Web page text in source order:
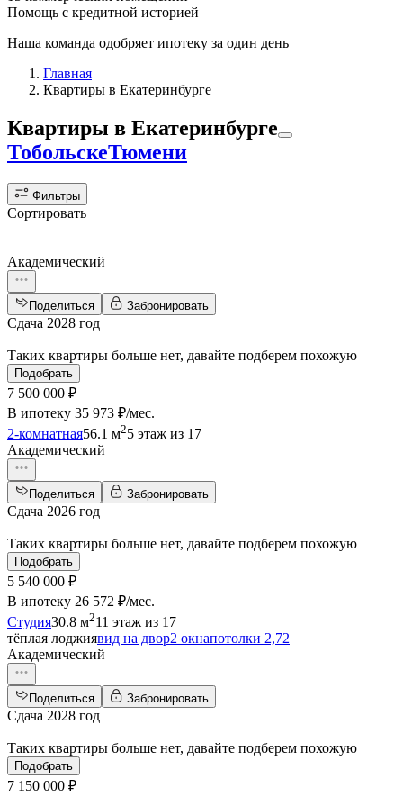
Помощь с кредитной историей
Наша команда одобряет ипотеку за один день
Главная
Квартиры в Екатеринбурге
Квартиры в Екатеринбурге
ТобольскеТюмени
Фильтры
Сортировать
Академический
Поделиться Забронировать
Сдача 2028 год
Таких квартиры больше нет, давайте подберем похожую
Подобрать
7 500 000 ₽
В ипотеку 35 973 ₽/мес.
2-комнатная56.1 м25 этаж из 17
Академический
Поделиться Забронировать
Сдача 2026 год
Таких квартиры больше нет, давайте подберем похожую
Подобрать
5 540 000 ₽
В ипотеку 26 572 ₽/мес.
Студия30.8 м211 этаж из 17
тёплая лоджиявид на двор2 окнапотолки 2,72
Академический
Поделиться Забронировать
Сдача 2028 год
Таких квартиры больше нет, давайте подберем похожую
Подобрать
7 150 000 ₽